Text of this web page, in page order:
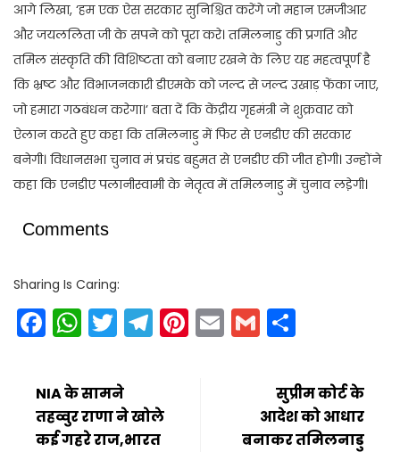
आगे लिखा, ‘हम एक ऐस सरकार सुनिश्चित करेंगे जो महान एमजीआर
और जयललिता जी के सपने को पूरा करे। तमिलनाडु की प्रगति और
तमिल संस्कृति की विशिष्टता को बनाए रखने के लिए यह महत्वपूर्ण है
कि भ्रष्ट और विभाजनकारी डीएमके को जल्द से जल्द उखाड़ फेंका जाए,
जो हमारा गठबंधन करेगा।’ बता दें कि केंद्रीय गृहमंत्री ने शुक्रवार को
ऐलान करते हुए कहा कि तमिलनाडु में फिर से एनडीए की सरकार
बनेगी। विधानसभा चुनाव मं प्रचंड बहुमत से एनडीए की जीत होगी। उन्होंने
कहा कि एनडीए पलानीस्वामी के नेतृत्व में तमिलनाडु में चुनाव लडे़गी।
Comments
Sharing Is Caring:
Facebook
WhatsApp
Twitter
Telegram
Pinterest
EmailGmail
NIA के सामने
तहव्वुर राणा ने खोले
कई गहरे राज,भारत
सुप्रीम कोर्ट के
आदेश को आधार
बनाकर तमिलनाडु